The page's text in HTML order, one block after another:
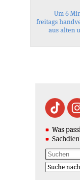
Um 6
freitags
aus alten
Was